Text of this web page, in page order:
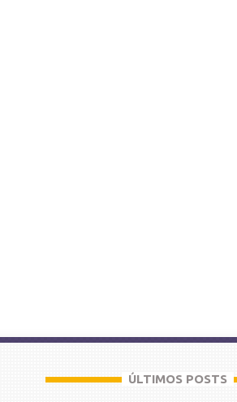
ÚLTIMOS POSTS